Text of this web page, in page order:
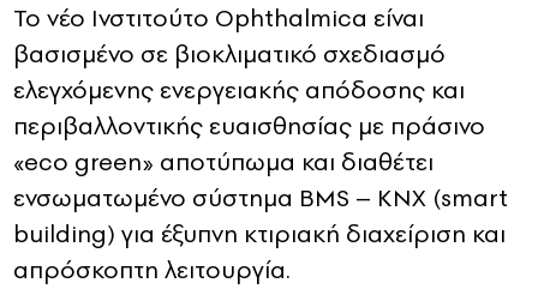
Το νέο Ινστιτούτο Ophthalmica είναι
βασισμένο σε βιοκλιματικό σχεδιασμό
ελεγχόμενης ενεργειακής απόδοσης και
περιβαλλοντικής ευαισθησίας με πράσινο
«eco green» αποτύπωμα και διαθέτει
ενσωματωμένο σύστημα BMS – KNX (smart
building) για έξυπνη κτιριακή διαχείριση και
απρόσκοπτη λειτουργία.